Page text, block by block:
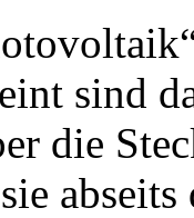
sind
die